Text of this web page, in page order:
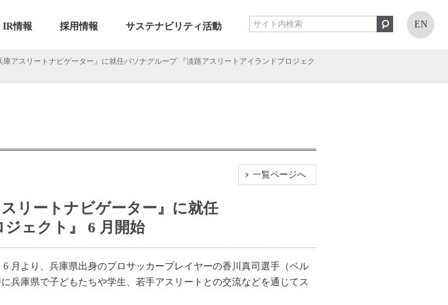
IR情報 採用情報 サステナビリティ活動 EN
アスリートナビゲーター』に就任パソナグループ 『淡路アスリートアイランドプロジェク
一覧ページへ
リートナビゲーター』に就任
ェクト』 6 月開始
月より、兵庫県出身のプロサッカープレイヤーの香川真司選手（ベル
兵庫県で子どもたちや学生、若手アスリートとの交流などを通じてス